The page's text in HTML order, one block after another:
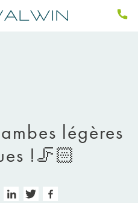
légères
!🦵🏻​